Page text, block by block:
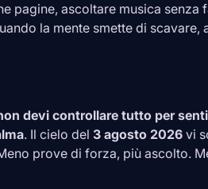
pagine, ascoltare musica senza
la mente smette di scavare,
devi controllare tutto per
. Il cielo del 3 agosto 2026 vi
prove di forza, più ascolto.